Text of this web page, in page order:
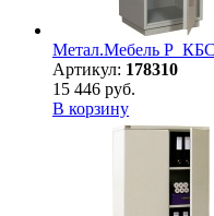
Метал.Мебель
Артикул: 178310
15 446 руб.
В корзину